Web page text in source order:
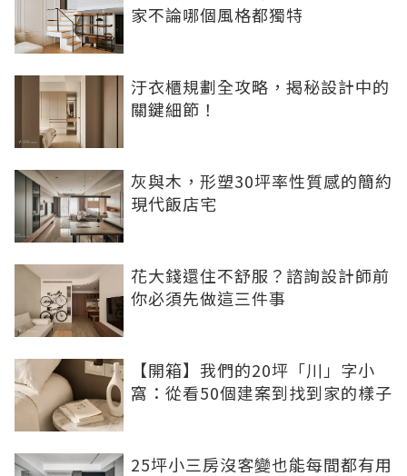
家不論哪個風格都獨特
汙衣櫃規劃全攻略，揭秘設計中的
關鍵細節！
灰與木，形塑30坪率性質感的簡約
現代飯店宅
花大錢還住不舒服？諮詢設計師前
你必須先做這三件事
【開箱】我們的20坪「川」字小
窩：從看50個建案到找到家的樣子
25坪小三房沒客變也能每間都有用